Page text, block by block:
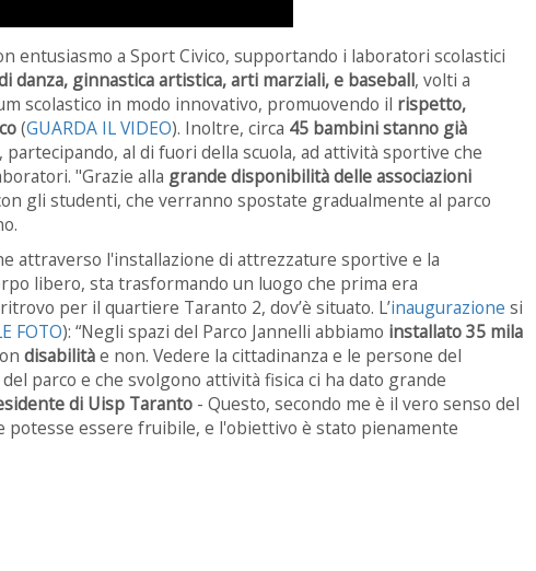
entusiasmo a Sport Civico, supportando i laboratori scolastici
danza, ginnastica artistica, arti marziali, e baseball, volti a
scolastico in modo innovativo, promuovendo il rispetto,
(GUARDA IL VIDEO). Inoltre, circa 45 bambini stanno già
, partecipando, al di fuori della scuola, ad attività sportive che
"Grazie alla grande disponibilità delle associazioni
gli studenti, che verranno spostate gradualmente al parco
attraverso l'installazione di attrezzature sportive e la
libero, sta trasformando un luogo che prima era
per il quartiere Taranto 2, dov’è situato. L’inaugurazione si
FOTO): “Negli spazi del Parco Jannelli abbiamo installato 35 mila
disabilitàe non. Vedere la cittadinanza e le persone del
parco e che svolgono attività fisica ci ha dato grande
di Uisp Taranto - Questo, secondo me è il vero senso del
potesse essere fruibile, e l'obiettivo è stato pienamente